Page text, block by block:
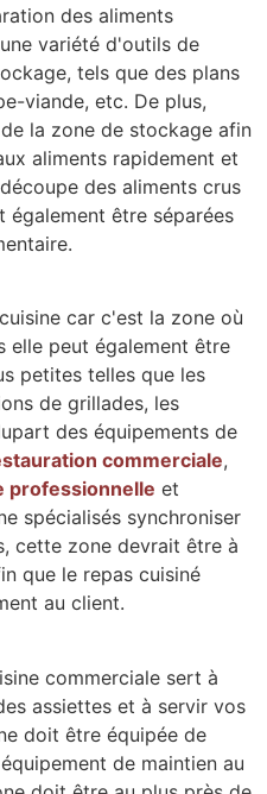
des aliments
variété d'outils de
tels que des plans
viande, etc. De plus,
la zone de stockage afin
aliments rapidement et
des aliments crus
être séparées
car c'est la zone où
elle peut également être
petites telles que les
de grillades, les
des équipements de
commerciale,
professionnelle et
spécialisés synchroniser
cette zone devrait être à
que le repas cuisiné
au client.
commerciale sert à
assiettes et à servir vos
doit être équipée de
de maintien au